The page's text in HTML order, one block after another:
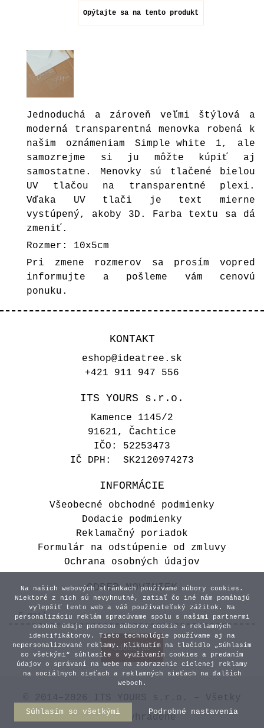
Opýtajte sa na tento produkt
Jednoduchá a zároveň veľmi štýlová a
moderná transparentná menovka robená k
našim oznámeniam Simple white 1, ale
samozrejme si ju môžte kúpiť aj
samostatne. Menovky sú tlačené bielou
UV tlačou na transparentné plexi.
Vďaka UV tlači je text mierne
vystúpený, akoby 3D. Farba textu sa dá
zmeniť.
Rozmer: 10x5cm
Pri zmene rozmerov sa prosím vopred
informujte a pošleme vám cenovú
ponuku.
KONTAKT
eshop@ideatree.sk
+421 911 947 556
ITS YOURS s.r.o.
Kamence 1145/2
91621, Čachtice
IČO: 52253473
IČ DPH: SK2120974273
INFORMÁCIE
Všeobecné obchodné podmienky
Dodacie podmienky
Reklamačný poriadok
Formulár na odstúpenie od zmluvy
Ochrana osobných údajov
ODBER NOVINIEK
práva vyhradené
Na našich webových stránkach používame súbory cookies.
Niektoré z nich sú nevyhnutné, zatiaľ čo iné nám pomáhajú
vylepšiť tento web a váš používateľský zážitok. Na
personalizáciu reklám spracúvame spolu s našimi partnermi
osobné údaje pomocou súborov cookie a reklamných
identifikátorov. Tieto technológie používame aj na
nepersonalizované reklamy. Kliknutím na tlačidlo „Súhlasím
so všetkými“ súhlasíte s využívaním cookies a predaním
údajov o správaní na webe na zobrazenie cielenej reklamy
na sociálnych sieťach a reklamných sieťach na ďalších
weboch.
Súhlasím so všetkými Podrobné nastavenia